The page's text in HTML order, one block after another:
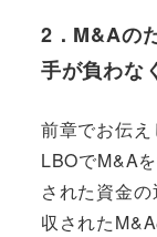
2．M&Aの
手が負わな
前章でお伝
LBOでM&A
された資金
収された